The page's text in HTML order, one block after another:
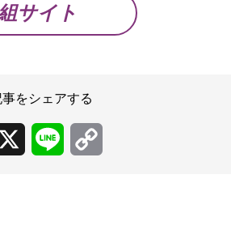
サイト
事をシェアする
Line